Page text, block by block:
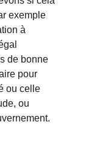
exemple
à
de bonne
pour
ou celle
ou